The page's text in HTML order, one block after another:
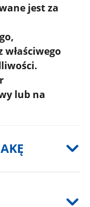
jest za
lub na